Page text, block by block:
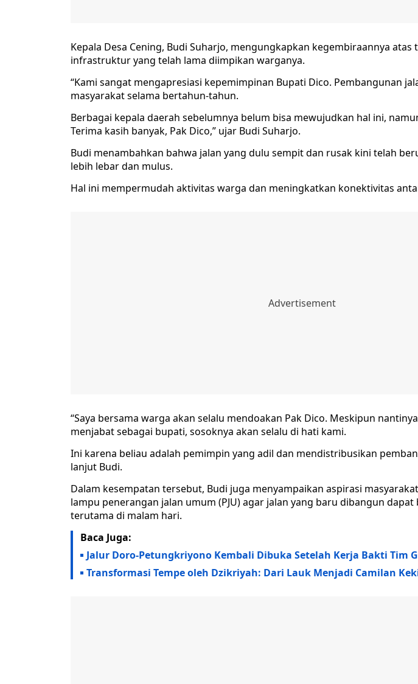
Kepala Desa Cening, Budi Suharjo, mengungkapkan kegembiraannya
infrastruktur yang telah lama diimpikan warganya.
“Kami sangat mengapresiasi kepemimpinan Bupati Dico. Pembangunan
masyarakat selama bertahun-tahun.
Berbagai kepala daerah sebelumnya belum bisa mewujudkan hal ini,
Terima kasih banyak, Pak Dico,” ujar Budi Suharjo.
Budi menambahkan bahwa jalan yang dulu sempit dan rusak kini telah
lebih lebar dan mulus.
Hal ini mempermudah aktivitas warga dan meningkatkan konektivitas
“Saya bersama warga akan selalu mendoakan Pak Dico. Meskipun
menjabat sebagai bupati, sosoknya akan selalu di hati kami.
Ini karena beliau adalah pemimpin yang adil dan mendistribusikan
lanjut Budi.
Dalam kesempatan tersebut, Budi juga menyampaikan aspirasi
lampu penerangan jalan umum (PJU) agar jalan yang baru dibangun
terutama di malam hari.
Baca Juga:
Jalur Doro-Petungkriyono Kembali Dibuka Setelah Kerja Bakti Tim
Transformasi Tempe oleh Dzikriyah: Dari Lauk Menjadi Camilan